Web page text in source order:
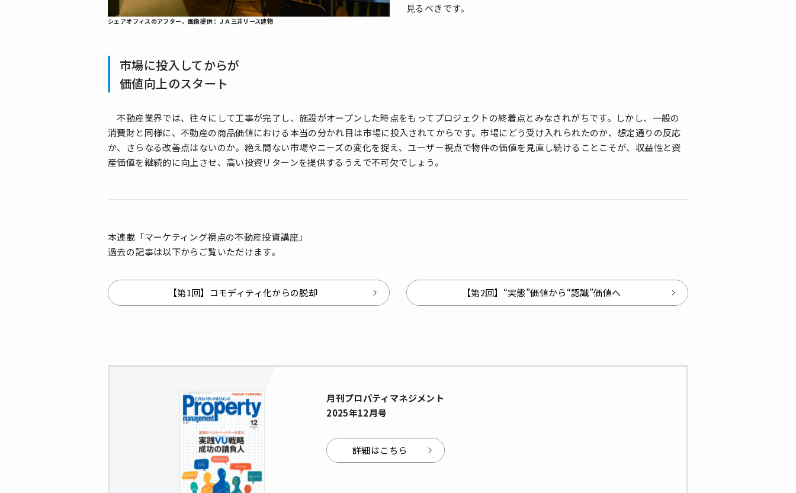
シェアオフィスのアフター。画像提供：ＪＡ三井リース建物
見るべきです。
市場に投入してからが
価値向上のスタート
不動産業界では、往々にして工事が完了し、施設がオープンした時点をもってプロジェクトの終着点とみなされがちです。しかし、一般の
消費財と同様に、不動産の商品価値における本当の分かれ目は市場に投入されてからです。市場にどう受け入れられたのか、想定通りの反応
か、さらなる改善点はないのか。絶え間ない市場やニーズの変化を捉え、ユーザー視点で物件の価値を見直し続けることこそが、収益性と資
産価値を継続的に向上させ、高い投資リターンを提供するうえで不可欠でしょう。
本連載「マーケティング視点の不動産投資講座」
過去の記事は以下からご覧いただけます。
【第1回】コモディティ化からの脱却 【第2回】“実態”価値から“認識”価値へ
月刊プロパティマネジメント
2025年12月号
詳細はこちら